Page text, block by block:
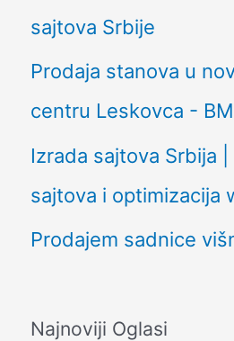
sajtova Srbije
Prodaja stanova u
centru Leskovca -
Izrada sajtova Srbija
sajtova i optimizacija
Prodajem sadnice
Najnoviji Oglasi